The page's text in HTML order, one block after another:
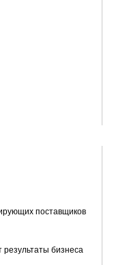
поставщиков
бизнеса